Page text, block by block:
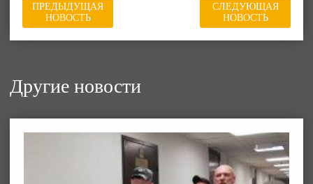
ПРЕДЫДУЩАЯ
НОВОСТЬ
СЛЕДУЮЩАЯ
НОВОСТЬ
Другие новости